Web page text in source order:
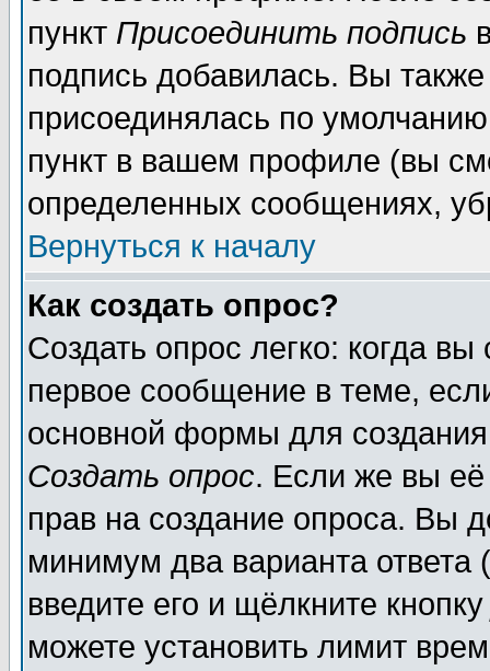
пункт Присоединить подпись
подпись добавилась. Вы
присоединялась по
пункт в вашем профиле (вы
определенных сообщениях,
Вернуться к началу
Как создать опрос?
Создать опрос легко: когда
первое сообщение в теме,
основной формы для
Создать опрос. Если же вы её
прав на создание опроса. Вы
минимум два варианта ответа
введите его и щёлкните
можете установить лимит